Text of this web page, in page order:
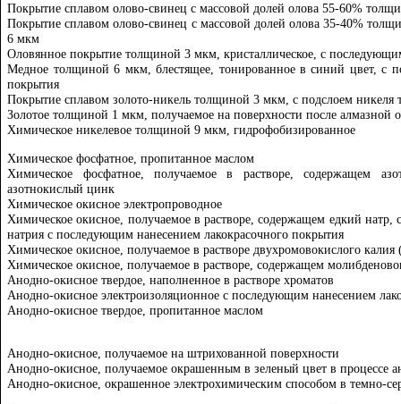
Покрытие сплавом олово-свинец с массовой долей олова 55-60%
Покрытие сплавом олово-свинец с массовой долей олова 35-40%
6 мкм
Оловянное покрытие толщиной 3 мкм, кристаллическое, с
Медное толщиной 6 мкм, блестящее, тонированное в синий цвет, с
покрытия
Покрытие сплавом золото-никель толщиной 3 мкм, с подслоем
Золотое толщиной 1 мкм, получаемое на поверхности после алмазной
Химическое никелевое толщиной 9 мкм, гидрофобизированное
Химическое фосфатное, пропитанное маслом
Химическое фосфатное, получаемое в растворе, содержащем
азотнокислый цинк
Химическое окисное электропроводное
Химическое окисное, получаемое в растворе, содержащем едкий натр,
натрия с последующим нанесением лакокрасочного покрытия
Химическое окисное, получаемое в растворе двухромовокислого
Химическое окисное, получаемое в растворе, содержащем
Анодно-окисное твердое, наполненное в растворе хроматов
Анодно-окисное электроизоляционное с последующим нанесением
Анодно-окисное твердое, пропитанное маслом
Анодно-окисное, получаемое на штрихованной поверхности
Анодно-окисное, получаемое окрашенным в зеленый цвет в процессе
Анодно-окисное, окрашенное электрохимическим способом в темно-